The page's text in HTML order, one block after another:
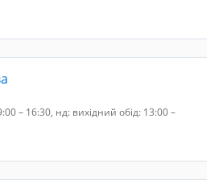
– 16:30, нд: вихідний обід: 13:00 –